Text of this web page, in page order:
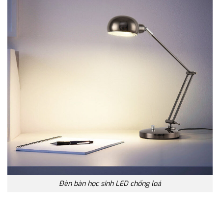
Đèn bàn học sinh LED chống loá